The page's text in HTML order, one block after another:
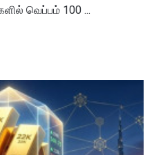
வெப்பம் 100 ...